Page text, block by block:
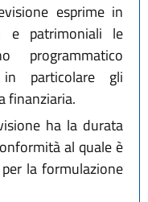
esprime in
e patrimoniali le
in particolare gli
finanziaria.
ha la durata
al quale è
la formulazione